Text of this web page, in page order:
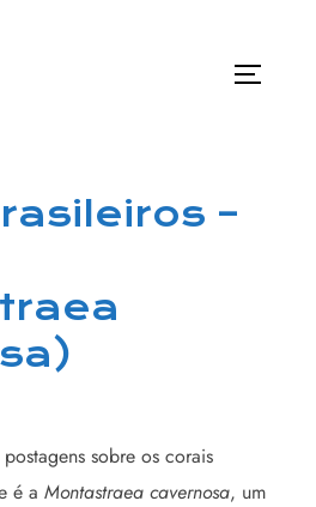
–
sobre os corais
é a Montastraea cavernosa, um